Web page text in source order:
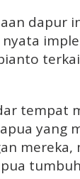
dapur
tempat
yang